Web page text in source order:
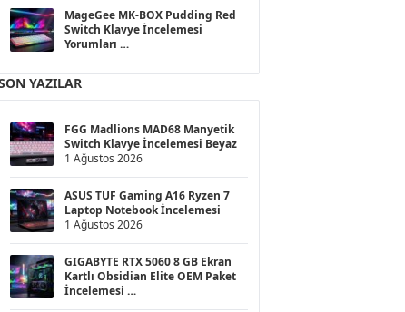
MageGee MK-BOX Pudding Red
Switch Klavye İncelemesi
Yorumları
YAZILAR
FGG Madlions MAD68 Manyetik
Switch Klavye İncelemesi Beyaz
1 Ağustos 2026
ASUS TUF Gaming A16 Ryzen 7
Laptop Notebook İncelemesi
1 Ağustos 2026
GIGABYTE RTX 5060 8 GB Ekran
Kartlı Obsidian Elite OEM Paket
İncelemesi